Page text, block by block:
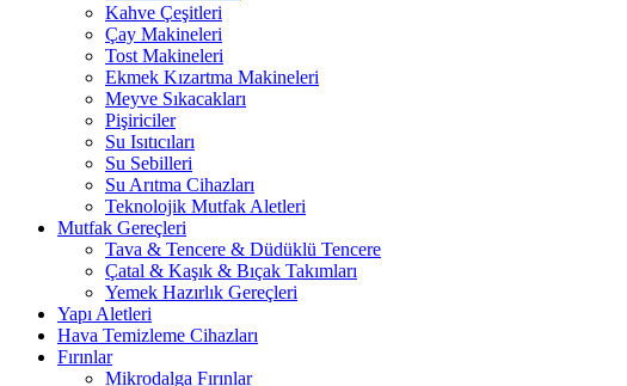
Kahve Çeşitleri
Çay Makineleri
Tost Makineleri
Ekmek Kızartma Makineleri
Meyve Sıkacakları
Pişiriciler
Su Isıtıcıları
Su Sebilleri
Su Arıtma Cihazları
Teknolojik Mutfak Aletleri
Mutfak Gereçleri
Tava & Tencere & Düdüklü Tencere
Çatal & Kaşık & Bıçak Takımları
Yemek Hazırlık Gereçleri
Yapı Aletleri
Hava Temizleme Cihazları
Fırınlar
Mikrodalga Fırınlar